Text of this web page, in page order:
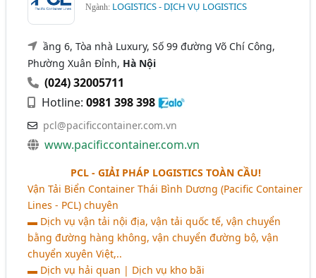
Ngành: LOGISTICS - DỊCH VỤ LOGISTICS
ầng 6, Tòa nhà Luxury, Số 99 đường Võ Chí Công,
Phường Xuân Đỉnh, Hà Nội
(024) 32005711
Hotline:0981 398 398
pcl@pacificcontainer.com.vn
www.pacificcontainer.com.vn
PCL - GIẢI PHÁP LOGISTICS TOÀN CẦU!
Vận Tải Biển Container Thái Bình Dương (Pacific Container
Lines - PCL) chuyên
▬ Dịch vụ vận tải nội địa, vận tải quốc tế, vận chuyển
bằng đường hàng không, vận chuyển đường bộ, vận
chuyển xuyên Việt,..
▬ Dịch vụ hải quan | Dịch vụ kho bãi